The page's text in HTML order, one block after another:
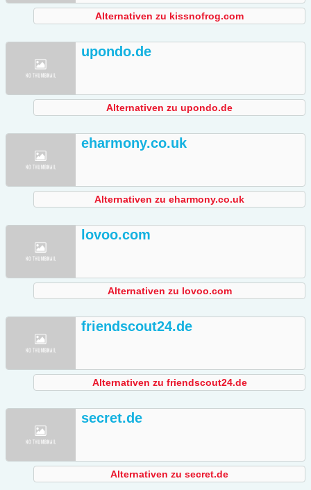
Alternativen zu kissnofrog.com
upondo.de
Alternativen zu upondo.de
eharmony.co.uk
Alternativen zu eharmony.co.uk
lovoo.com
Alternativen zu lovoo.com
friendscout24.de
Alternativen zu friendscout24.de
secret.de
Alternativen zu secret.de